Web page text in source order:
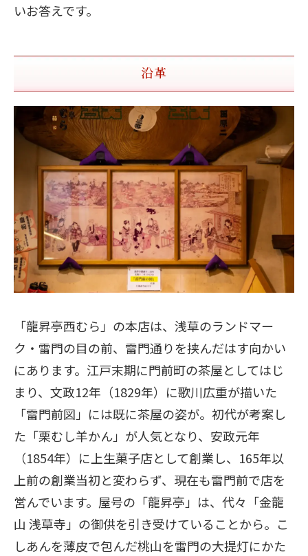
いお答えです。
沿革
「龍昇亭西むら」の本店は、浅草のランドマー
ク・雷門の目の前、雷門通りを挟んだはす向かい
にあります。江戸末期に門前町の茶屋としてはじ
まり、文政12年（1829年）に歌川広重が描いた
「雷門前図」には既に茶屋の姿が。初代が考案し
た「栗むし羊かん」が人気となり、安政元年
（1854年）に上生菓子店として創業し、165年以
上前の創業当初と変わらず、現在も雷門前で店を
営んでいます。屋号の「龍昇亭」は、代々「金龍
山 浅草寺」の御供を引き受けていることから。こ
しあんを薄皮で包んだ桃山を雷門の大提灯にかた